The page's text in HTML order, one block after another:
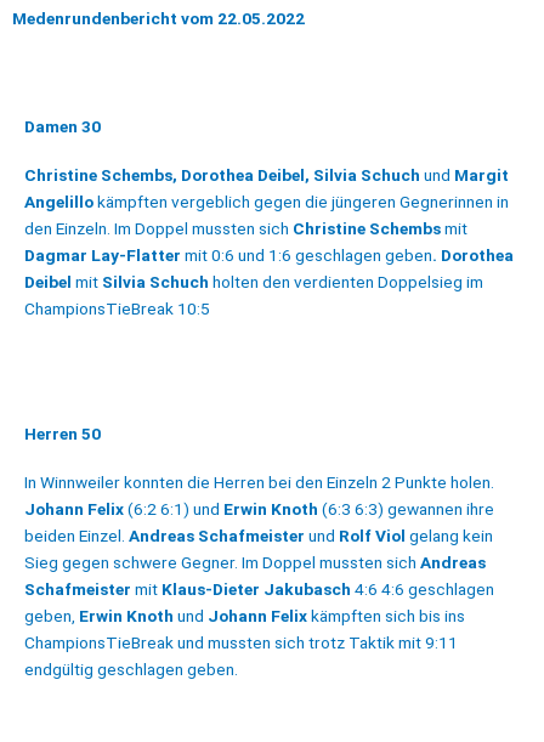
Medenrundenbericht vom 22.05.2022
Damen 30
Christine Schembs, Dorothea Deibel, Silvia Schuch und Margit
Angelillokämpften vergeblich gegen die jüngeren Gegnerinnen in
den Einzeln. Im Doppel mussten sich Christine Schembsmit
Dagmar Lay-Flatter mit 0:6 und 1:6 geschlagen geben. Dorothea
Deibel mit Silvia Schuch holten den verdienten Doppelsieg im
ChampionsTieBreak 10:5
Herren 50
In Winnweiler konnten die Herren bei den Einzeln 2 Punkte holen.
Johann Felix(6:2 6:1) und Erwin Knoth (6:3 6:3) gewannen ihre
beiden Einzel. Andreas Schafmeister und Rolf Viol gelang kein
Sieg gegen schwere Gegner. Im Doppel mussten sich Andreas
Schafmeister mit Klaus-Dieter Jakubasch 4:6 4:6 geschlagen
geben, Erwin Knoth und Johann Felixkämpften sich bis ins
ChampionsTieBreak und mussten sich trotz Taktik mit 9:11
endgültig geschlagen geben.